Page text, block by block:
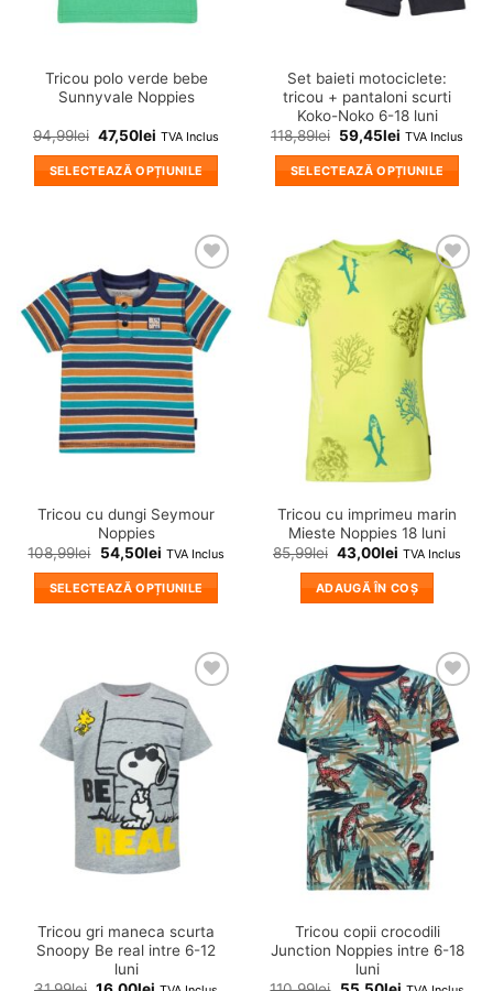
pagina
Tricou polo verde bebe
Sunnyvale Noppies
94,99lei 47,50lei TVA Inclus
SELECTEAZĂ OPȚIUNILE
mai
multe
variații.
Opțiunile
pot
fi
alese
în
pagina
Set baieti motociclete:
tricou + pantaloni scurti
Koko-Noko 6-18 luni
118,89lei 59,45lei TVA Inclus
SELECTEAZĂ OPȚIUNILE
are
variații.
Opțiunile
pot
alese
în
pagina
produsului.
❤
Adauga
in
wishlist!
Tricou cu dungi Seymour
Noppies
108,99lei 54,50lei TVA Inclus
SELECTEAZĂ OPȚIUNILE
mai
multe
variații.
Opțiunile
pot
fi
alese
în
pagina
❤
Adauga
in
wishlist!
Tricou cu imprimeu marin
Mieste Noppies 18 luni
85,99lei 43,00lei TVA Inclus
ADAUGĂ ÎN COȘ
Adauga
in
wishlist!
Tricou gri maneca scurta
Snoopy Be real intre 6-12
luni
❤
Adauga
in
wishlist!
Tricou copii crocodili
Junction Noppies intre 6-18
luni